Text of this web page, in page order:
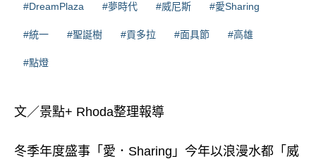
#DreamPlaza #夢時代 #威尼斯 #愛Sharing
#統一 #聖誕樹 #貢多拉 #面具節 #高雄
#點燈
文／景點+ Rhoda整理報導
冬季年度盛事「愛．Sharing」今年以浪漫水都「威